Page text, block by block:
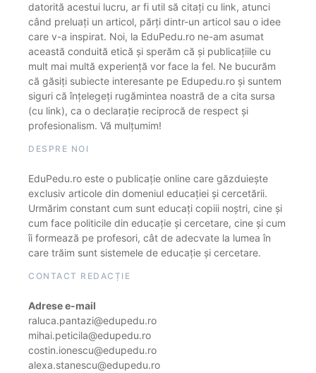
datorită acestui lucru, ar fi util să citați cu link, atunci
când preluați un articol, părți dintr-un articol sau o idee
care v-a inspirat. Noi, la EduPedu.ro ne-am asumat
această conduită etică și sperăm că și publicațiile cu
mult mai multă experiență vor face la fel. Ne bucurăm
că găsiți subiecte interesante pe Edupedu.ro și suntem
siguri că înțelegeți rugămintea noastră de a cita sursa
(cu link), ca o declarație reciprocă de respect și
profesionalism. Vă mulțumim!
DESPRE NOI
EduPedu.ro este o publicație online care găzduiește
exclusiv articole din domeniul educației și cercetării.
Urmărim constant cum sunt educați copiii noștri, cine și
cum face politicile din educație și cercetare, cine și cum
îi formează pe profesori, cât de adecvate la lumea în
care trăim sunt sistemele de educație și cercetare.
CONTACT REDACȚIE
Adrese e-mail
raluca.pantazi@edupedu.ro
mihai.peticila@edupedu.ro
costin.ionescu@edupedu.ro
alexa.stanescu@edupedu.ro